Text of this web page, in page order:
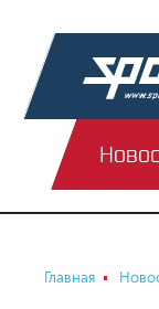
Главная